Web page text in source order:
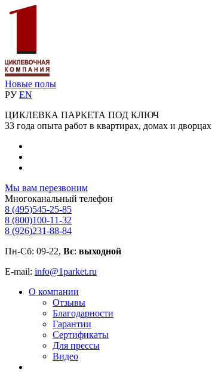
Новые полы
РУ EN
ЦИКЛЕВКА ПАРКЕТА ПОД КЛЮЧ
33 года опыта работ в квартирах, домах и дворцах
Мы вам перезвоним
Многоканальный телефон
8 (495)545-25-85
8 (800)100-11-32
8 (926)231-88-84
Пн-Сб: 09-22, Вс: выходной
E-mail: info@1parket.ru
О компании
Отзывы
Благодарности
Гарантии
Сертификаты
Для прессы
Видео